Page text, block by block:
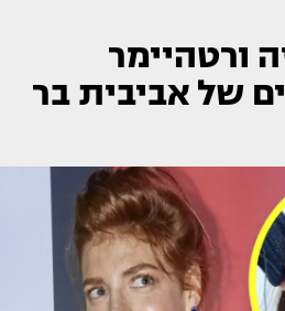
ורטהיימר
של אביבית בר